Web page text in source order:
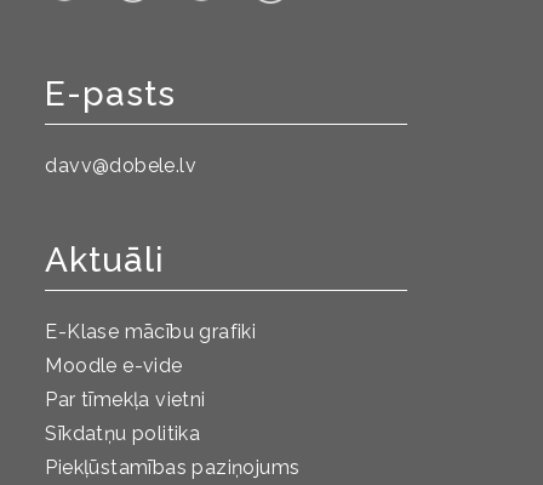
E-pasts
davv@dobele.lv
Aktuāli
E-Klase mācību grafiki
Moodle e-vide
Par tīmekļa vietni
Sīkdatņu politika
Piekļūstamības paziņojums